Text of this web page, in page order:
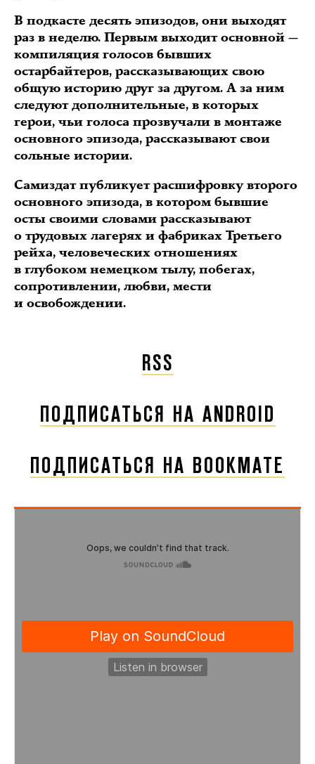
В подкасте десять эпизодов, они выходят
раз в неделю. Первым выходит основной —
компиляция голосов бывших
остарбайтеров, рассказывающих свою
общую историю друг за другом. А за ним
следуют дополнительные, в которых
герои, чьи голоса прозвучали в монтаже
основного эпизода, рассказывают свои
сольные истории.
Самиздат публикует расшифровку второго
основного эпизода, в котором бывшие
осты своими словами рассказывают
о трудовых лагерях и фабриках Третьего
рейха, человеческих отношениях
в глубоком немецком тылу, побегах,
сопротивлении, любви, мести
и освобождении.
RSS
ПОДПИСАТЬСЯ НА ANDROID
ПОДПИСАТЬСЯ НА BOOKMATE